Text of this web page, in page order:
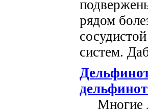
рядом
систем.
Многие